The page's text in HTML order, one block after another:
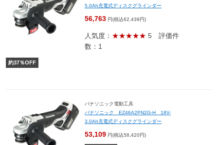
5.0Ah充電式ディスクグラインダー
56,763 円(税込62,439円)
人気度： ★★★★★ 5 評価件
数：1
約37％OFF
パナソニック電動工具
パナソニック EZ46A2PN2G-H 18V-
3.0Ah充電式ディスクグラインダー
53,109 円(税込58,420円)